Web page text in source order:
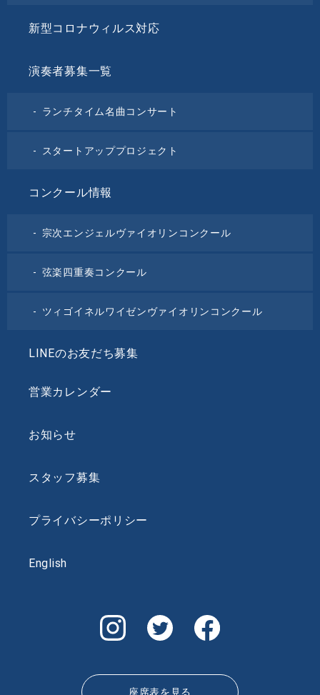
新型コロナウィルス対応
演奏者募集一覧
ランチタイム名曲コンサート
スタートアッププロジェクト
コンクール情報
宗次エンジェルヴァイオリンコンクール
弦楽四重奏コンクール
ツィゴイネルワイゼンヴァイオリンコンクール
LINEのお友だち募集
営業カレンダー
お知らせ
スタッフ募集
プライバシーポリシー
English
座席表を見る